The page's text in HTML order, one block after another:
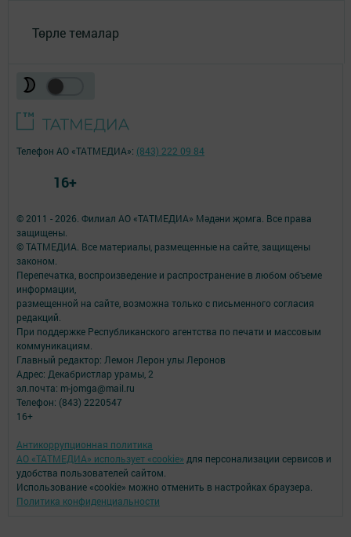
Төрле темалар
© 2011 - 2026. Филиал АО «ТАТМЕДИА» Мәдәни җомга. Все права
защищены.
© ТАТМЕДИА. Все материалы, размещенные на сайте, защищены
законом.
Перепечатка, воспроизведение и распространение в любом объеме
информации,
размещенной на сайте, возможна только с письменного согласия
редакций.
При поддержке Республиканского агентства по печати и массовым
коммуникациям.
Главный редактор: Лемон Лерон улы Леронов
Адрес: Декабристлар урамы, 2
эл.почта: m-jomga@mail.ru
Телефон: (843) 2220547
16+
Антикоррупционная политика
АО «ТАТМЕДИА» использует «cookie» для персонализации сервисов и
удобства пользователей сайтом.
Использование «cookie» можно отменить в настройках браузера.
Политика конфиденциальности
Телефон АО «ТАТМЕДИА»: (843) 222 09 84
16+